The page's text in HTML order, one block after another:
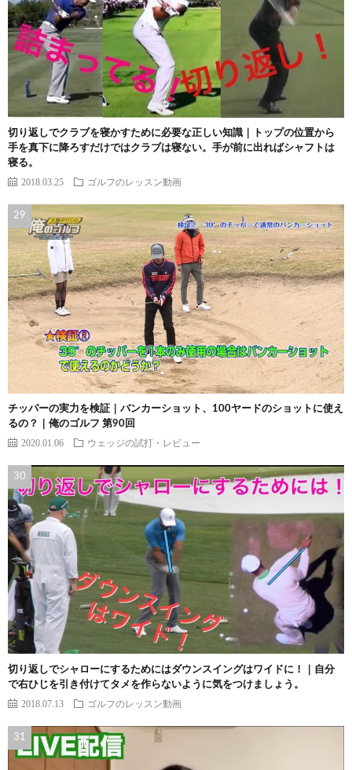
切り返しでクラブを寝かすために必要な正しい知識｜トップの位置から
手を真下に降ろすだけではクラブは寝ない。手が前に出ればシャフトは
寝る。
2018.03.25 ゴルフのレッスン動画
チッパーの実力を検証｜バンカーショット、100ヤードのショットに使え
るの？｜俺のゴルフ 第90回
2020.01.06 ウェッジの試打・レビュー
切り返しでシャローにするためにはダウンスイングはワイドに！｜自分
で右ひじを引き付けてタメを作らないように気をつけましょう。
2018.07.13 ゴルフのレッスン動画